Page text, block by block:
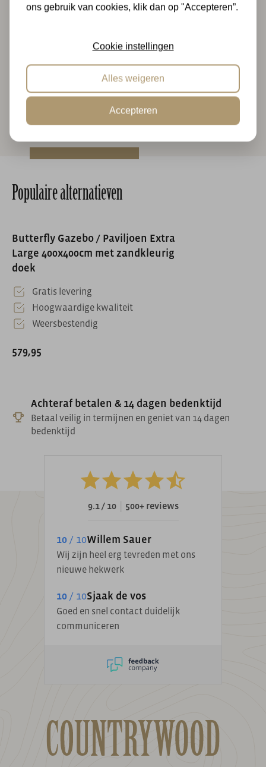
Gazebo 3 meter?
Deze constructie bestaat uit vier palen met elk 3 gaten. Je
kunt de constructie doormiddel van bouten vast in de
grond zetten.
De butterfly is gemaakt van een stalen frame met een
zandkleurig. Het paviljoen heeft een afmeting van
300×300cm.
Populaire alternatieven
Butterfly Gazebo / Paviljoen Extra
Large 400x400cm met zandkleurig
doek
Gratis levering
Hoogwaardige kwaliteit
Weersbestendig
579,95
Achteraf betalen & 14 dagen bedenktijd
Betaal veilig in termijnen en geniet van 14 dagen
bedenktijd
9.1 / 10 500+ reviews
10 / 10Willem Sauer
Wij zijn heel erg tevreden met ons
nieuwe hekwerk
10 / 10Sjaak de vos
Goed en snel contact duidelijk
communiceren
ons gebruik van cookies, klik dan op "Accepteren”.
Cookie instellingen
Alles weigeren
Accepteren